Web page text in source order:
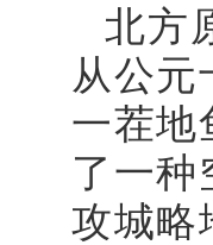
北方
从公
一茬地
了一种
攻城略